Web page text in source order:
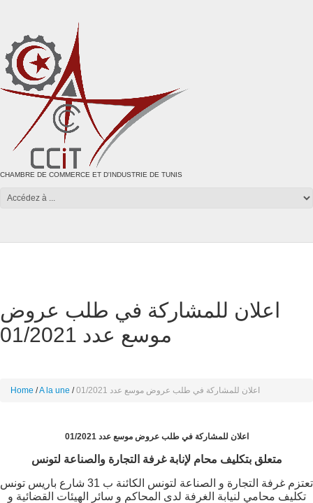
CHAMBRE DE COMMERCE ET D'INDUSTRIE DE TUNIS
اعلان للمشاركة في طلب عروض
موسع عدد 01/2021
Home A la une اعلان للمشاركة في طلب عروض موسع عدد 01/2021
اعلان للمشاركة في طلب عروض موسع عدد 01/2021
متعلق بتكليف محام لإنابة غرفة التجارة والصناعة لتونس
تعتزم غرفة التجارة و الصناعة لتونس الكائنة ب 31 شارع باريس تونس
تكليف محامي لنيابة الغرفة لدى المحاكم و سائر الهيئات القضائية و